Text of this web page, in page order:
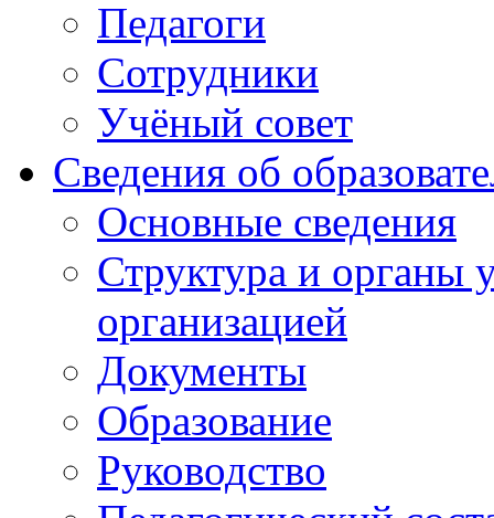
Педагоги
Сотрудники
Учёный совет
Сведения об
Основные сведения
Структура и органы
организацией
Документы
Образование
Руководство